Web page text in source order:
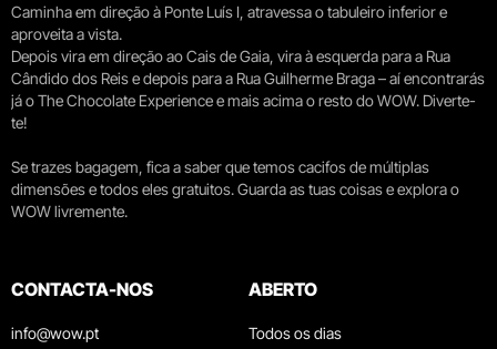
Caminha em direção à Ponte Luís I, atravessa o tabuleiro inferior e
aproveita a vista.
Depois vira em direção ao Cais de Gaia, vira à esquerda para a Rua
Cândido dos Reis e depois para a Rua Guilherme Braga – aí encontrarás
já o The Chocolate Experience e mais acima o resto do WOW. Diverte-
te!
Se trazes bagagem, fica a saber que temos cacifos de múltiplas
dimensões e todos eles gratuitos. Guarda as tuas coisas e explora o
WOW livremente.
CONTACTA-NOS
info@wow.pt
ABERTO
Todos os dias